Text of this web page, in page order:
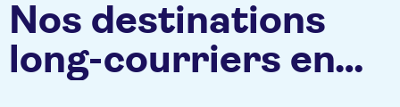
Nos destinations
long-courriers en